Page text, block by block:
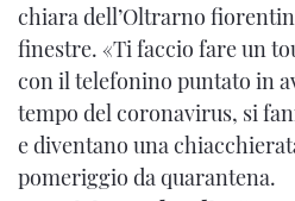
chiara dell’Oltrarno
finestre. «Ti faccio fare un
con il telefonino puntato in
tempo del coronavirus, si
e diventano una
pomeriggio da quarantena.